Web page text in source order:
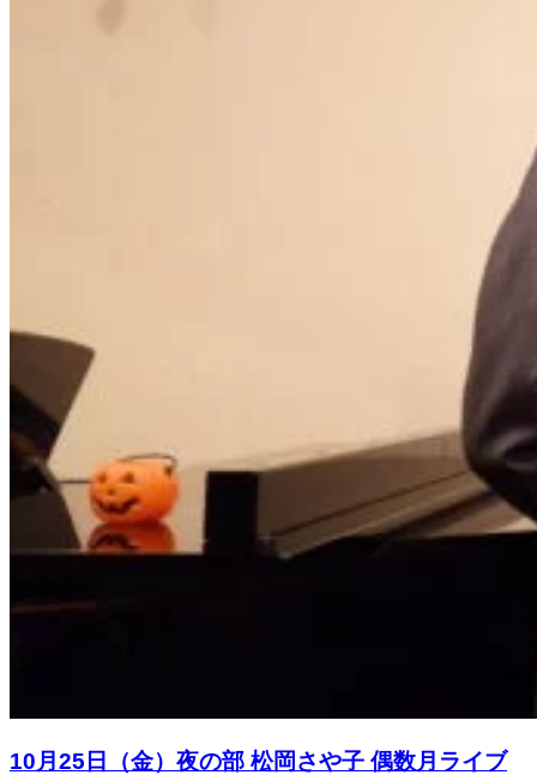
10月25日（金）夜の部 松岡さや⼦ 偶数⽉ライブ